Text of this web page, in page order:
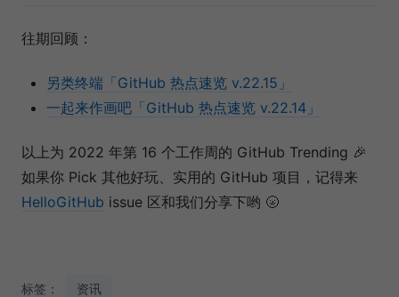
往期回顾：
另类终端「GitHub 热点速览 v.22.15」
一起来作画吧「GitHub 热点速览 v.22.14」
以上为 2022 年第 16 个工作周的 GitHub Trending 🎉
如果你 Pick 其他好玩、实用的 GitHub 项目，记得来
HelloGitHub issue 区和我们分享下哟 🌝
标签： 资讯